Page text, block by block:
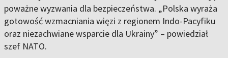
poważne wyzwania dla bezpieczeństwa. „Polska wyraża
gotowość wzmacniania więzi z regionem Indo-Pacyfiku
oraz niezachwiane wsparcie dla Ukrainy” – powiedział
szef NATO.